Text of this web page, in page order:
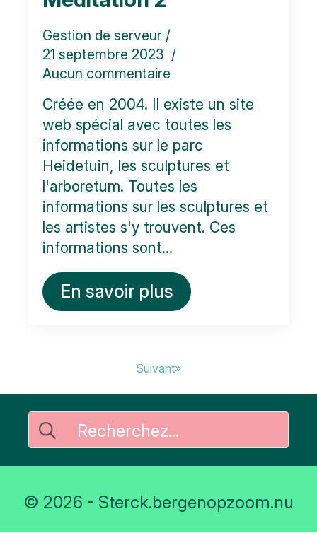
Gestion de serveur
21 septembre 2023
Aucun commentaire
Créée en 2004. Il existe un site
web spécial avec toutes les
informations sur le parc
Heidetuin, les sculptures et
l'arboretum. Toutes les
informations sur les sculptures et
les artistes s'y trouvent. Ces
informations sont...
En savoir plus
Suivant»
Rechercher
:
© 2026 - Sterck.bergenopzoom.nu